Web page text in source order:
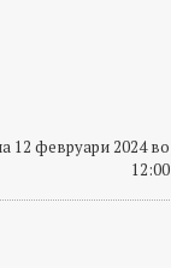
12 февруари 2024 во
12:00